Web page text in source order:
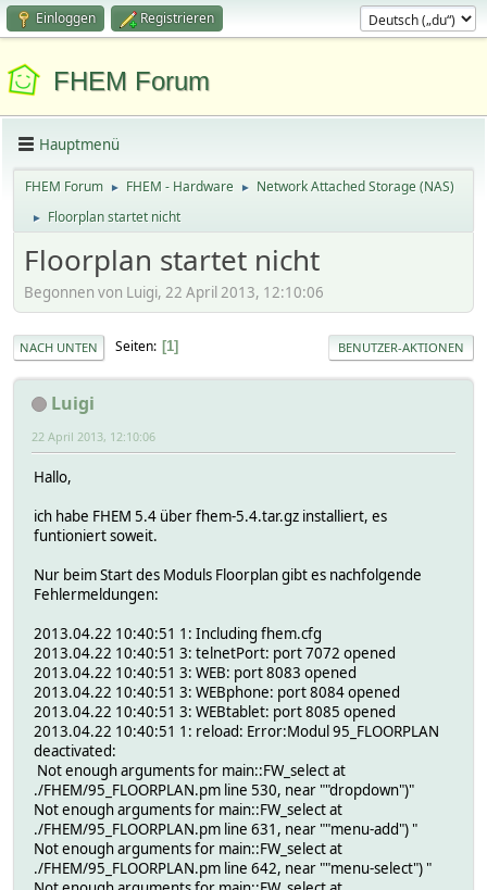
Einloggen Registrieren
FHEM Forum
Hauptmenü
FHEM Forum ► FHEM - Hardware ► Network Attached Storage (NAS)
► Floorplan startet nicht
Floorplan startet nicht
Begonnen von Luigi, 22 April 2013, 12:10:06
NACH UNTEN Seiten 1 BENUTZER-AKTIONEN
Luigi
22 April 2013, 12:10:06
Hallo,
ich habe FHEM 5.4 über fhem-5.4.tar.gz installiert, es
funtioniert soweit.
Nur beim Start des Moduls Floorplan gibt es nachfolgende
Fehlermeldungen:
2013.04.22 10:40:51 1: Including fhem.cfg
2013.04.22 10:40:51 3: telnetPort: port 7072 opened
2013.04.22 10:40:51 3: WEB: port 8083 opened
2013.04.22 10:40:51 3: WEBphone: port 8084 opened
2013.04.22 10:40:51 3: WEBtablet: port 8085 opened
2013.04.22 10:40:51 1: reload: Error:Modul 95_FLOORPLAN
deactivated:
Not enough arguments for main::FW_select at
./FHEM/95_FLOORPLAN.pm line 530, near ""dropdown")"
Not enough arguments for main::FW_select at
./FHEM/95_FLOORPLAN.pm line 631, near ""menu-add") "
Not enough arguments for main::FW_select at
./FHEM/95_FLOORPLAN.pm line 642, near ""menu-select") "